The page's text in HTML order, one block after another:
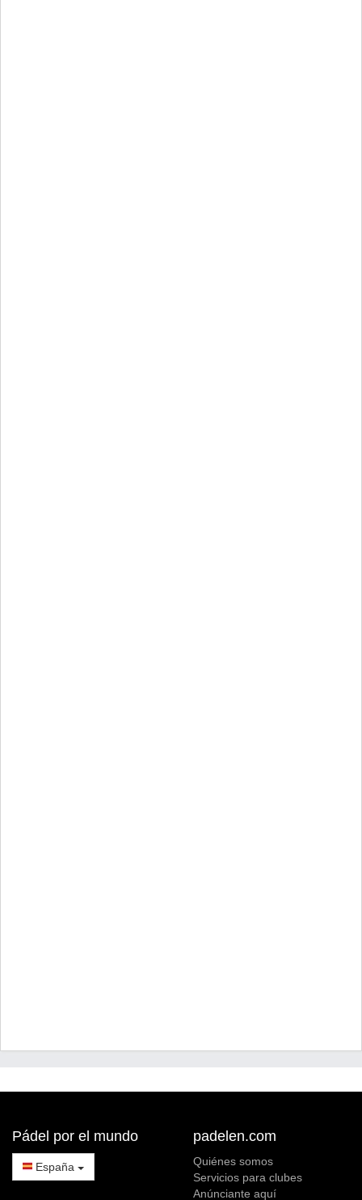
Pádel por el mundo
España
padelen.com
Quiénes somos
Servicios para clubes
Anúnciante aquí